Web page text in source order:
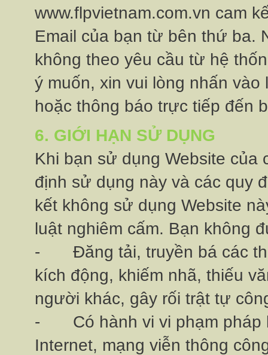
www.flpvietnam.com.vn cam
Email của bạn từ bên thứ ba.
không theo yêu cầu từ hệ
ý muốn, xin vui lòng nhấn vào
hoặc thông báo trực tiếp đến
6. GIỚI HẠN SỬ DỤNG
Khi bạn sử dụng Website của
định sử dụng này và các quy
kết không sử dụng Website
luật nghiêm cấm. Bạn không
-
Đăng tải, truyền bá các
kích động, khiếm nhã, thiếu
người khác, gây rối trật tự
-
Có hành vi vi phạm
Internet, mạng viễn thông